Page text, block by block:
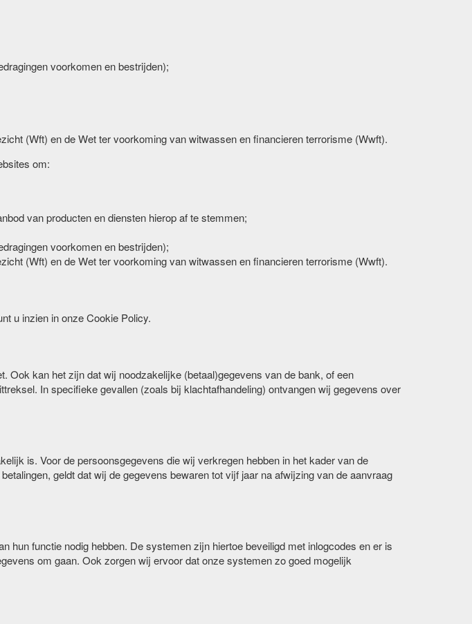
voorkomen en bestrijden);
(Wft) en de Wet ter voorkoming van witwassen en financieren terrorisme (Wwft).
om:
van producten en diensten hierop af te stemmen;
voorkomen en bestrijden);
(Wft) en de Wet ter voorkoming van witwassen en financieren terrorisme (Wwft).
u inzien in onze Cookie Policy.
Ook kan het zijn dat wij noodzakelijke (betaal)gegevens van de bank, of een
In specifieke gevallen (zoals bij klachtafhandeling) ontvangen wij gegevens over
is. Voor de persoonsgegevens die wij verkregen hebben in het kader van de
geldt dat wij de gegevens bewaren tot vijf jaar na afwijzing van de aanvraag
hun functie nodig hebben. De systemen zijn hiertoe beveiligd met inlogcodes en er is
om gaan. Ook zorgen wij ervoor dat onze systemen zo goed mogelijk